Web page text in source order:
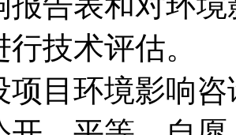
技术评估。
项目环境影响